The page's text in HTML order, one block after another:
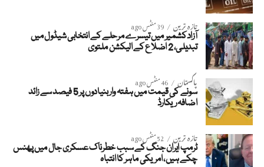
تازہ ترین 39 منٹس ago
آزادکشمیر میں تیسرے مرحلے کے انتخابی شیڈول میں
تبدیلی، 2 اضلاع کے الیکشن ملتوی
پاکستان 46 منٹس ago
سونے کی قیمت میں ہفتہ وار بنیادوں پر 5 فیصد سے زائد
اضافہ ریکارڈ
تازہ ترین 52 منٹس ago
ٹرمپ ایران جنگ کے سبب خطرناک عسکری جال میں پھنس
چکے ہیں، امریکی ماہر کا انتباہ